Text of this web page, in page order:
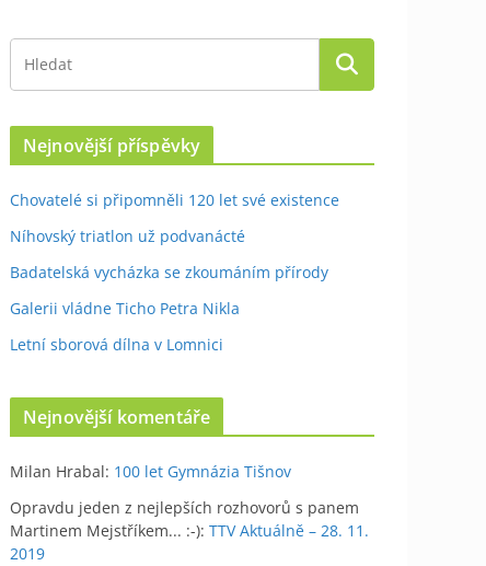
Nejnovější příspěvky
Chovatelé si připomněli 120 let své existence
Níhovský triatlon už podvanácté
Badatelská vycházka se zkoumáním přírody
Galerii vládne Ticho Petra Nikla
Letní sborová dílna v Lomnici
Nejnovější komentáře
Milan Hrabal: 100 let Gymnázia Tišnov
Opravdu jeden z nejlepších rozhovorů s panem
Martinem Mejstříkem... :-): TTV Aktuálně – 28. 11.
2019